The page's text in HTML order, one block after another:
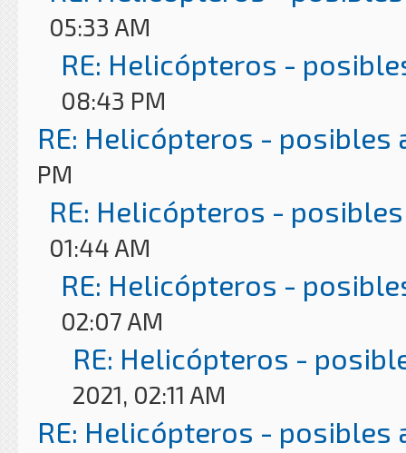
05:33 AM
RE: Helicópteros -
08:43 PM
RE: Helicópteros - posibles
PM
RE: Helicópteros -
01:44 AM
RE: Helicópteros -
02:07 AM
RE: Helicópteros -
2021, 02:11 AM
RE: Helicópteros - posibles